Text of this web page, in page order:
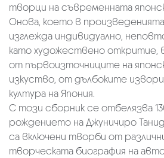
творци на съвременната
Онова, което в произведенията
изглежда индивидуално,
като художествено откритие,
от първоизточниците на
изкуство, от дълбоките
култура на Япония.
С този сборник се отбелязва
рождението на Джуничиро
са включени творби от
творческата биография на